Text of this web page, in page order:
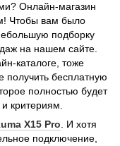
Онлайн-магазин
Чтобы вам было
подборку
на нашем сайте.
каталоге, тоже
бесплатную
полностью будет
критериям.
X15 Pro. И хотя
подключение,